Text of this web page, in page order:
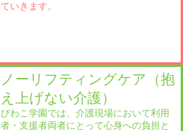
ていきます。
ノーリフティングケア（抱
え上げない介護）
びわこ学園では、介護現場において利用
者・支援者両者にとって心身への負担と